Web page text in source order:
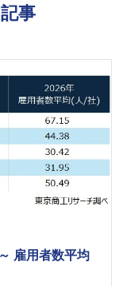
事
雇用者数平均